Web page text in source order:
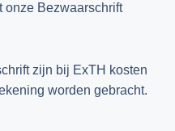
onze Bezwaarschrift
zijn bij ExTH kosten
worden gebracht.